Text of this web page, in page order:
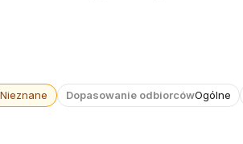
Dopasowanie odbiorcówOgólne